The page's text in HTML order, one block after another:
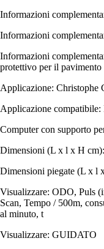
Informazioni
Informazioni
Informazioni
protettivo per il
Applicazione: Christophe
Applicazione
Computer con supporto
Dimensioni (L x l x H
Dimensioni piegate (L x l
Visualizzare: ODO, Puls
Scan, Tempo / 500m,
al minuto, t
Visualizzare: GUIDATO